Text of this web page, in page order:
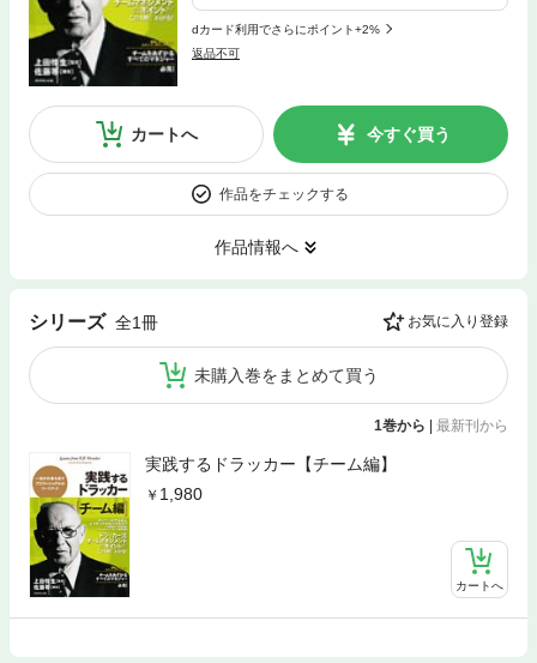
dカード利用でさらにポイント+2%
返品不可
カートへ 今すぐ買う
作品をチェックする
作品情報へ
シリーズ 全1冊 お気に入り登録
未購入巻をまとめて買う
1巻から | 最新刊から
実践するドラッカー【チーム編】
1,980
カートへ